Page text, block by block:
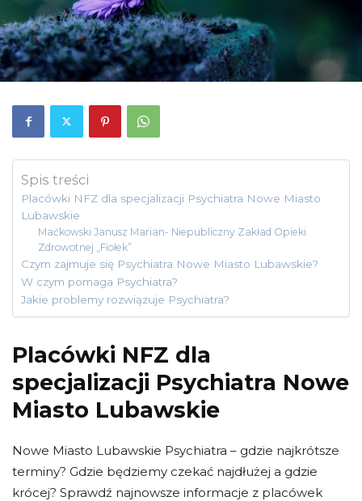
Spis treści
Placówki NFZ dla specjalizacji Psychiatra Nowe Miasto
Lubawskie
Maćkowski Janusz Marian- Niepubliczny Zakład Opieki
Zdrowotnej „Fiołek”
Czym zajmuje się Psychiatra Nowe Miasto Lubawskie?
W czym pomaga Psychiatra?
Jakie problemy rozwiązuje Psychiatra?
Placówki NFZ dla
specjalizacji Psychiatra Nowe
Miasto Lubawskie
Nowe Miasto Lubawskie Psychiatra – gdzie najkrótsze
terminy? Gdzie będziemy czekać najdłużej a gdzie
krócej? Sprawdź najnowsze informacje z placówek